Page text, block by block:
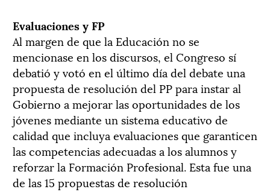
Evaluaciones y FP
Al margen de que la Educación no se
mencionase en los discursos, el Congreso sí
debatió y votó en el último día del debate una
propuesta de resolución del PP para instar al
Gobierno a mejorar las oportunidades de los
jóvenes mediante un sistema educativo de
calidad que incluya evaluaciones que garanticen
las competencias adecuadas a los alumnos y
reforzar la Formación Profesional. Esta fue una
de las 15 propuestas de resolución